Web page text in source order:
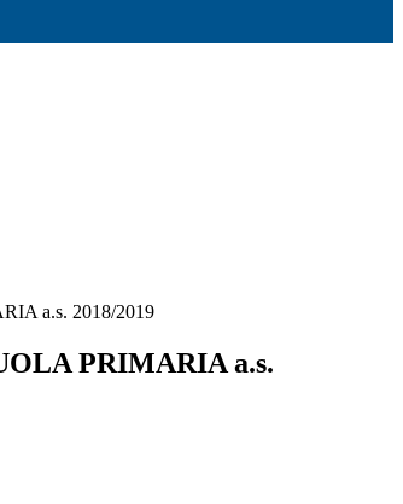
a.s. 2018/2019
PRIMARIA a.s.